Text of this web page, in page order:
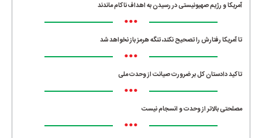
آمریکا و رژیم صهیونیستی در رسیدن به اهداف ناکام ماندند
•••
تا آمریکا رفتارش را تصحیح نکند، تنگه هرمز باز نخواهد شد
•••
تاکید دادستان کل بر ضرورت صیانت از وحدت ملی
•••
مصلحتی بالاتر از وحدت و انسجام نیست
•••